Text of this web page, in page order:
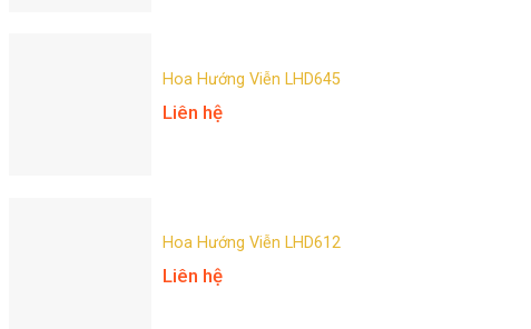
Hoa Hướng Viễn LHD645
Liên hệ
Hoa Hướng Viễn LHD612
Liên hệ